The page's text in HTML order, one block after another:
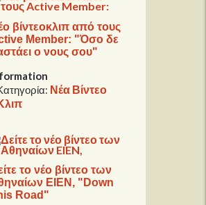
βίντεοκλιπ από τους
Member: "Όσο δε
ο νους σου"
Νέα Βίντεο
το νέο βίντεο των
EIEN, "Down
Road"